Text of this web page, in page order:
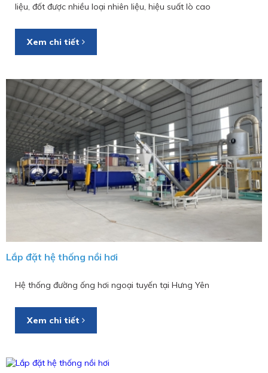
liệu, đốt được nhiều loại nhiên liệu, hiệu suất lò cao
Xem chi tiết
Lắp đặt hệ thống nồi hơi
Hệ thống đường ống hơi ngoại tuyến tại Hưng Yên
Xem chi tiết